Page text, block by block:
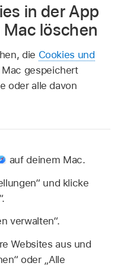
in der App
Mac löschen
die Cookies und
gespeichert
oder alle davon
auf deinem Mac.
und klicke
verwalten“.
Websites aus und
oder „Alle